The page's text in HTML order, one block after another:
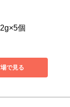
個
で見る